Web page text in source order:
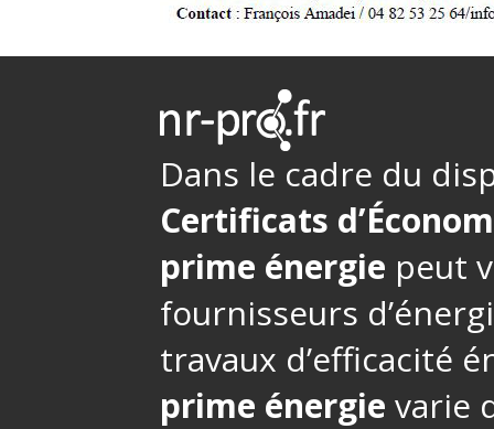
Dans le cadre du
Certificats
prime énergie peut
fournisseurs
travaux d’efficacité
prime énergie varie